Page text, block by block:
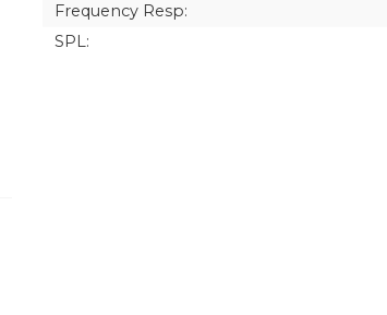
Frequency Resp:
SPL: